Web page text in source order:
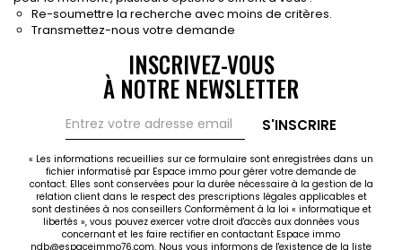
Le palmarès de l'entreprise
Re-soumettre la recherche avec moins de critères.
Transmettez-nous votre demande
INSCRIVEZ-VOUS
À NOTRE NEWSLETTER
S'INSCRIRE
« Les informations recueillies sur ce formulaire sont enregistrées dans un
fichier informatisé par Espace immo pour gérer votre demande de
contact. Elles sont conservées pour la durée nécessaire à la gestion de la
relation client dans le respect des prescriptions légales applicables et
sont destinées à nos conseillers Conformément à la loi « informatique et
libertés », vous pouvez exercer votre droit d'accès aux données vous
concernant et les faire rectifier en contactant Espace immo
ndb@espaceimmo76.com. Nous vous informons de l'existence de la liste